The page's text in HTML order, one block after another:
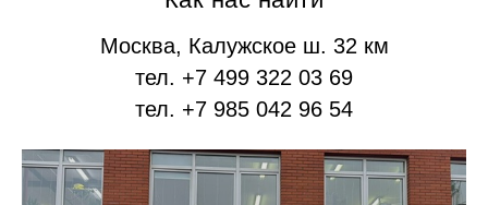
Москва, Калужское ш. 32 км
тел. +7 499 322 03 69
тел. +7 985 042 96 54